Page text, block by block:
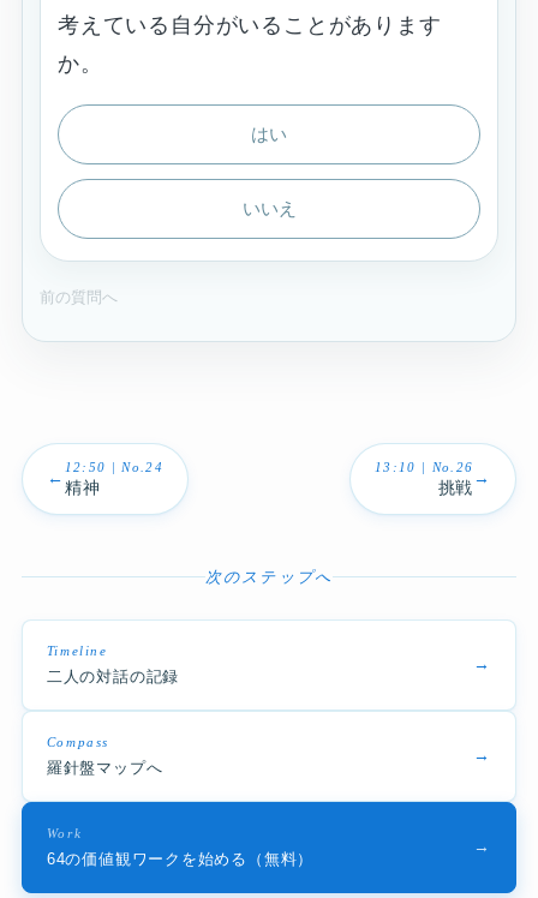
考えている自分がいることがあります
か。
はい
いいえ
前の質問へ
←
12:50 | No.24
精神 →
13:10 | No.26
挑戦
次のステップへ
Timeline
二人の対話の記録
→
Compass
羅針盤マップへ
→
Work
64の価値観ワークを始める（無料）
→